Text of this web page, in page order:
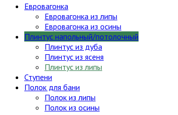
Евровагонка
Евровагонка из липы
Евровагонка из осины
Плинтус напольный/потолочный
Плинтус из дуба
Плинтус из ясеня
Плинтус из липы
Ступени
Полок для бани
Полок из липы
Полок из осины